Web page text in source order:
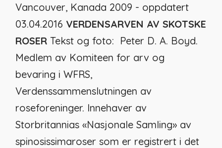
Vancouver, Kanada 2009 - oppdatert
03.04.2016 VERDENSARVEN AV SKOTSKE
ROSER Tekst og foto: Peter D. A. Boyd.
Medlem av Komiteen for arv og
bevaring i WFRS,
Verdenssammenslutningen av
roseforeninger. Innehaver av
Storbritannias «Nasjonale Samling» av
spinosissimaroser som er registrert i det